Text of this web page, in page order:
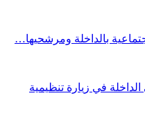
بالداخلة ومرشحيها…
في زيارة تنظيمية